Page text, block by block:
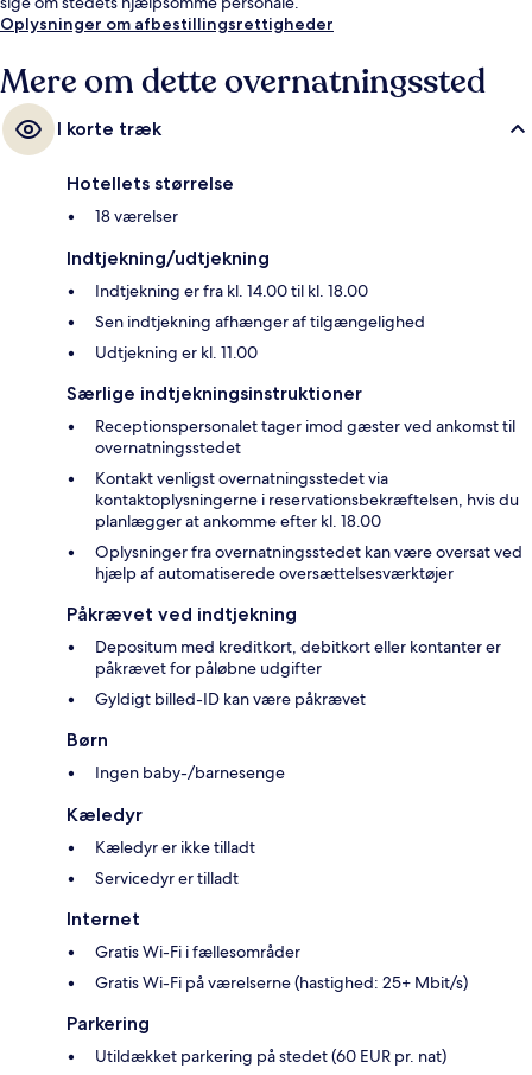
Oplysninger om afbestillingsrettigheder
Mere om dette overnatningssted
I korte træk
Hotellets størrelse
18 værelser
Indtjekning/udtjekning
Indtjekning er fra kl. 14.00 til kl. 18.00
Sen indtjekning afhænger af tilgængelighed
Udtjekning er kl. 11.00
Særlige indtjekningsinstruktioner
Receptionspersonalet tager imod gæster ved ankomst til
overnatningsstedet
Kontakt venligst overnatningsstedet via
kontaktoplysningerne i reservationsbekræftelsen, hvis du
planlægger at ankomme efter kl. 18.00
Oplysninger fra overnatningsstedet kan være oversat ved
hjælp af automatiserede oversættelsesværktøjer
Påkrævet ved indtjekning
Depositum med kreditkort, debitkort eller kontanter er
påkrævet for påløbne udgifter
Gyldigt billed-ID kan være påkrævet
Børn
Ingen baby-/barnesenge
Kæledyr
Kæledyr er ikke tilladt
Servicedyr er tilladt
Internet
Gratis Wi-Fi i fællesområder
Gratis Wi-Fi på værelserne (hastighed: 25+ Mbit/s)
Parkering
Utildækket parkering på stedet (60 EUR pr. nat)